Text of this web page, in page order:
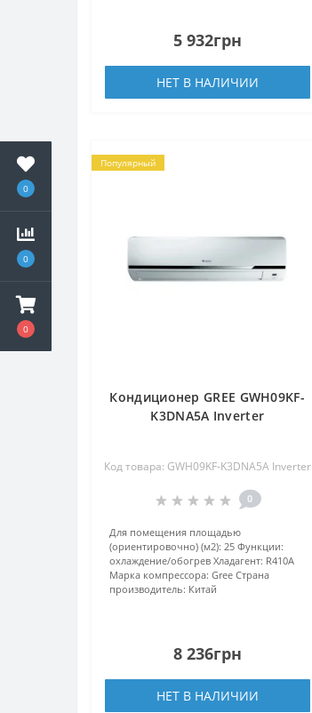
0
0
0
5 932грн
НЕТ В НАЛИЧИИ
Популярный
Кондиционер GREE GWH09KF-
K3DNA5A Inverter
Код товара: GWH09KF-K3DNA5A Inverter
0
Для помещения площадью
(ориентировочно) (м2): 25 Функции:
охлаждение/обогрев Хладагент: R410А
Марка компрессора: Gree Страна
производитель: Китай
8 236грн
НЕТ В НАЛИЧИИ